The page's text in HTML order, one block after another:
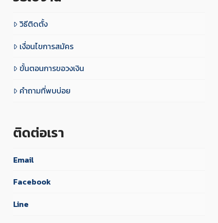
วิธีติดตั้ง
เงื่อนไขการสมัคร
ขั้นตอนการขอวงเงิน
คำถามที่พบบ่อย
ติดต่อเรา
Email
Facebook
Line